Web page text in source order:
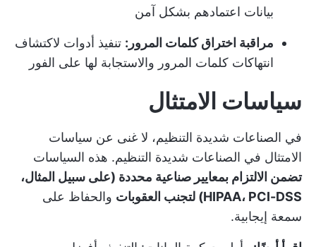
بيانات اعتمادهم بشكل آمن
مراقبة اختراق كلمات المرور: تنفيذ أدوات لاكتشاف
انتهاكات كلمات المرور والاستجابة لها على الفور
سياسات الامتثال
في الصناعات شديدة التنظيم، لا غنى عن سياسات
الامتثال في الصناعات شديدة التنظيم. هذه السياسات
تضمن الالتزام بمعايير صناعية محددة (على سبيل المثال،
HIPAA، PCI-DSS) لتجنب العقوبات
والحفاظ على
سمعة إيجابية.